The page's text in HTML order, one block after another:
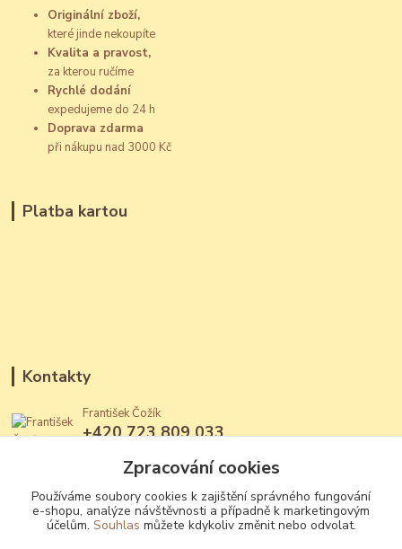
Originální zboží,
které jinde nekoupíte
Kvalita a pravost,
za kterou ručíme
Rychlé dodání
expedujeme do 24 h
Doprava zdarma
při nákupu nad 3000 Kč
Platba kartou
Kontakty
František Čožík
+420 723 809 033
Zpracování cookies
Používáme soubory cookies k zajištění správného fungování
e-shopu, analýze návštěvnosti a případně k marketingovým
účelům. Souhlas můžete kdykoliv změnit nebo odvolat.